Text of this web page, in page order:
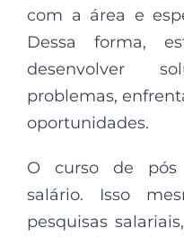
com a área e
Dessa forma,
desenvolver
problemas,
oportunidades.
O curso de
salário. Isso
pesquisas